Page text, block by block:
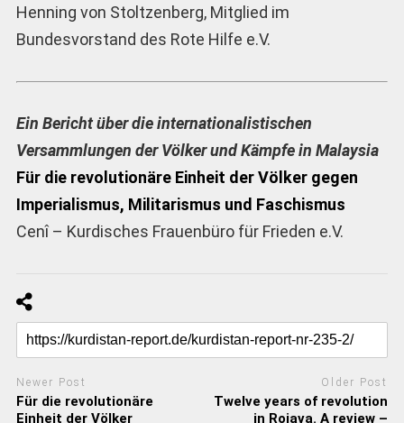
Henning von Stoltzenberg, Mitglied im
Bundesvorstand des Rote Hilfe e.V.
Ein Bericht über die internationalistischen
Versammlungen der Völker und Kämpfe in Malaysia
Für die revolutionäre Einheit der Völker gegen
Imperialismus, Militarismus und Faschismus
Cenî – Kurdisches Frauenbüro für Frieden e.V.
Newer Post
Für die revolutionäre
Einheit der Völker
Older Post
Twelve years of revolution
in Rojava. A review –